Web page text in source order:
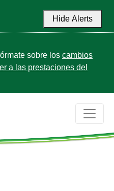
Hide Alerts
sobre los cambios
a las prestaciones del